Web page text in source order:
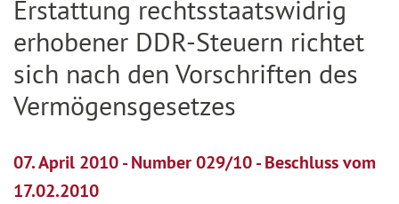
Erstattung rechtsstaatswidrig
erhobener DDR-Steuern richtet
sich nach den Vorschriften des
Vermögensgesetzes
07. April 2010 - Number 029/10 - Beschluss vom
17.02.2010